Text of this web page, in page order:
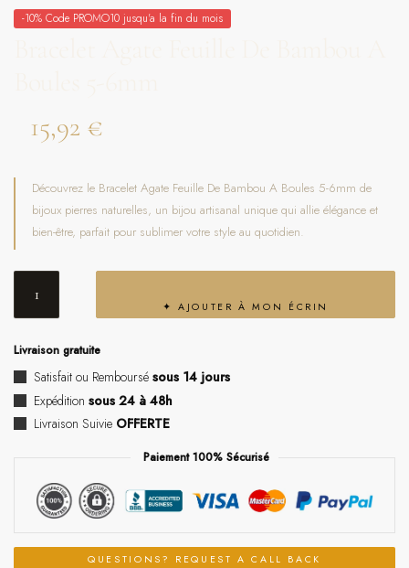
-10% Code PROMO10 jusqu'a la fin du mois
15,92 €
Découvrez le Bracelet Agate Feuille De Bambou A Boules 5-6mm de
bijoux pierres naturelles, un bijou artisanal unique qui allie élégance et
bien-être, parfait pour sublimer votre style au quotidien.
✦ AJOUTER À MON ÉCRIN
Livraison gratuite
Satisfait ou Remboursé sous 14 jours
Expédition sous 24 à 48h
Livraison Suivie OFFERTE
Paiement 100% Sécurisé
QUESTIONS? REQUEST A CALL BACK